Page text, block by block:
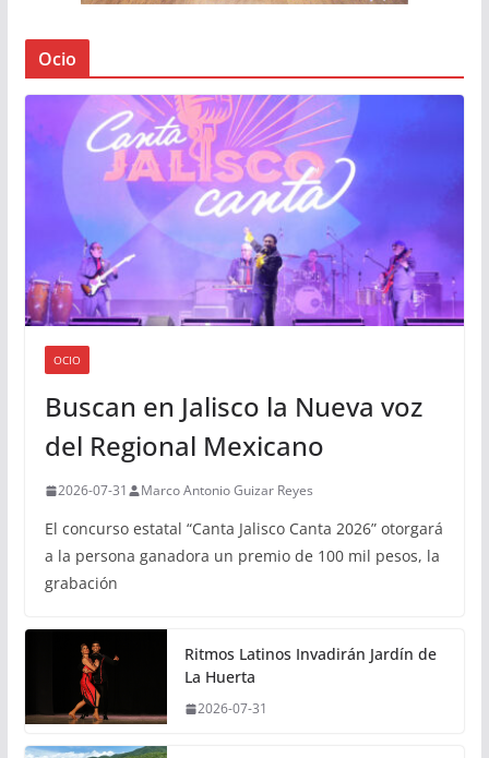
Ocio
OCIO
Buscan en Jalisco la Nueva voz
del Regional Mexicano
2026-07-31 Marco Antonio Guizar Reyes
El concurso estatal “Canta Jalisco Canta 2026” otorgará
a la persona ganadora un premio de 100 mil pesos, la
grabación
Ritmos Latinos Invadirán Jardín de
La Huerta
2026-07-31